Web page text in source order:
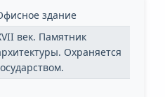
здание
век. Памятник
Охраняется